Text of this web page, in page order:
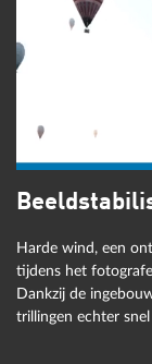
Harde wind, een
tijdens het
Dankzij de
trillingen echter